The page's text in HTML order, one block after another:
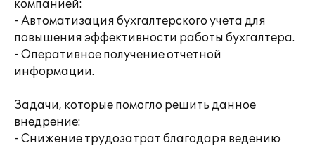
компанией:
- Автоматизация бухгалтерского учета для
повышения эффективности работы бухгалтера.
- Оперативное получение отчетной
информации.
Задачи, которые помогло решить данное
внедрение:
- Снижение трудозатрат благодаря ведению